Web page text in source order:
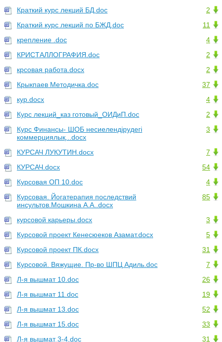
2
Краткий курс лекций БД.doc
11
Краткий курс лекций по БЖД.doc
4
крепление .doc
2
КРИСТАЛЛОГРАФИЯ.doc
2
крсовая работа.docx
37
Крыкпаев Методичка.doc
4
кур.docx
2
Курс лекций_каз готовый_ОИДиП.doc
3
Курс Финансы- ШОБ несиелендірудегі
коммерциялық...docx
7
КУРСАЧ ЛУКУТИН.docx
54
КУРСАЧ.docx
4
Курсовая ОП 10.doc
85
Курсовая. Йогатерапия последствий
инсультов.Мошкина А.А..docx
3
курсовой карьеры.docx
5
Курсовой проект Кенесюеков Азамат.docx
31
Курсовой проект ПК.docx
7
Курсовой. Вяжущие. Пр-во ШПЦ Адиль.doc
26
Л-я вышмат 10.doc
19
Л-я вышмат 11.doc
52
Л-я вышмат 13.doc
33
Л-я вышмат 15.doc
31
Л-я вышмат 3-4.doc